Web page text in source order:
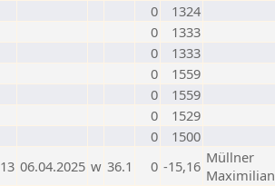
0
1324
0
1333
0
1333
0
1559
0
1559
0
1529
0
1500
13 06.04.2025 w 36.1 0 -15,16 Müllner
Maximilian